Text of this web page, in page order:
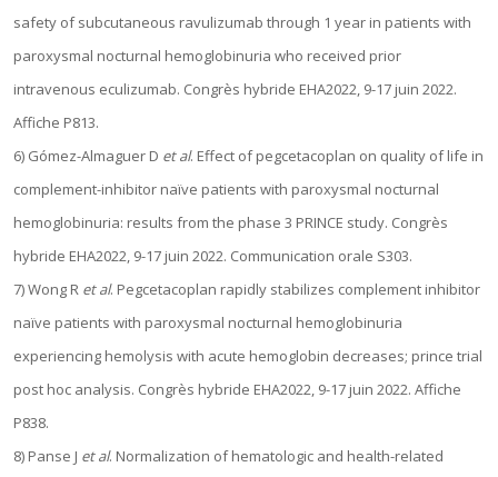
safety of subcutaneous ravulizumab through 1 year in patients with
paroxysmal nocturnal hemoglobinuria who received prior
intravenous eculizumab. Congrès hybride EHA2022, 9-17 juin 2022.
Affiche P813.
6) Gómez-Almaguer D et al. Effect of pegcetacoplan on quality of life in
complement-inhibitor naïve patients with paroxysmal nocturnal
hemoglobinuria: results from the phase 3 PRINCE study. Congrès
hybride EHA2022, 9-17 juin 2022. Communication orale S303.
7) Wong R et al. Pegcetacoplan rapidly stabilizes complement inhibitor
naïve patients with paroxysmal nocturnal hemoglobinuria
experiencing hemolysis with acute hemoglobin decreases; prince trial
post hoc analysis. Congrès hybride EHA2022, 9-17 juin 2022. Affiche
P838.
8) Panse J et al. Normalization of hematologic and health-related